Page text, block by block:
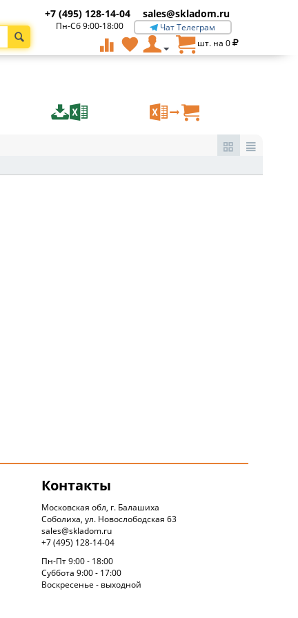
+7 (495) 128-14-04 sales@skladom.ru
Пн-Сб 9:00-18:00
Чат Телеграм
шт. на 0
Контакты
Московская обл, г. Балашиха
Соболиха, ул. Новослободская 63
sales@skladom.ru
+7 (495) 128-14-04
Пн-Пт 9:00 - 18:00
Суббота 9:00 - 17:00
Воскресенье - выходной